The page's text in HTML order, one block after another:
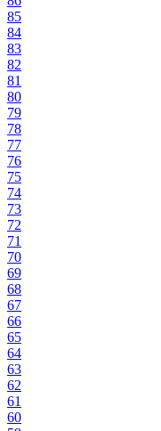
85
84
83
82
81
80
79
78
77
76
75
74
73
72
71
70
69
68
67
66
65
64
63
62
61
60